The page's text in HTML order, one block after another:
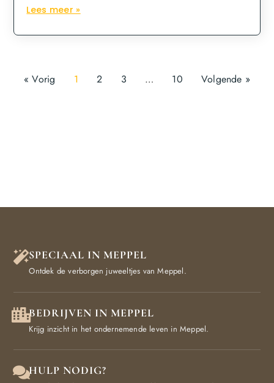
Lees meer »
« Vorig 1 2 3 … 10 Volgende »
SPECIAAL IN MEPPEL
Ontdek de verborgen juweeltjes van Meppel.
BEDRIJVEN IN MEPPEL
Krijg inzicht in het ondernemende leven in Meppel.
HULP NODIG?